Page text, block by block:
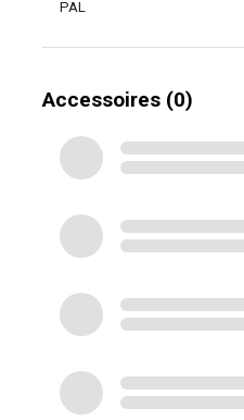
PAL
Accessoires (0)